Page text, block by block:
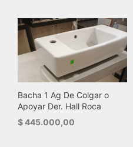
Bacha 1 Ag De Colgar o
Apoyar Der. Hall Roca
$445.000,00